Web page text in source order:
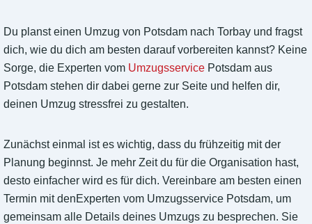
Du planst einen Umzug von Potsdam nach Torbay und fragst
dich, wie du dich am besten darauf vorbereiten kannst? Keine
Sorge, die Experten vom Umzugsservice Potsdam aus
Potsdam stehen dir dabei gerne zur Seite und helfen dir,
deinen Umzug stressfrei zu gestalten.
Zunächst einmal ist es wichtig, dass du frühzeitig mit der
Planung beginnst. Je mehr Zeit du für die Organisation hast,
desto einfacher wird es für dich. Vereinbare am besten einen
Termin mit denExperten vom Umzugsservice Potsdam, um
gemeinsam alle Details deines Umzugs zu besprechen. Sie